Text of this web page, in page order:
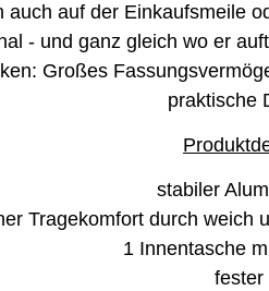
auch auf der Einkaufsmeile
- und ganz gleich wo er
Großes
praktische
stabiler
Tragekomfort durch weich
1 Innentasche
fester